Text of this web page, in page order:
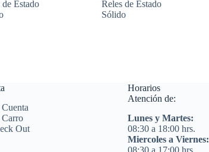
de Estado
Reles de Estado
Sólido
Out
Horarios
Atención de:
Lunes y Martes:
08:30 a 18:00 hrs.
Miercoles a Viernes:
08:30 a 17:00 hrs